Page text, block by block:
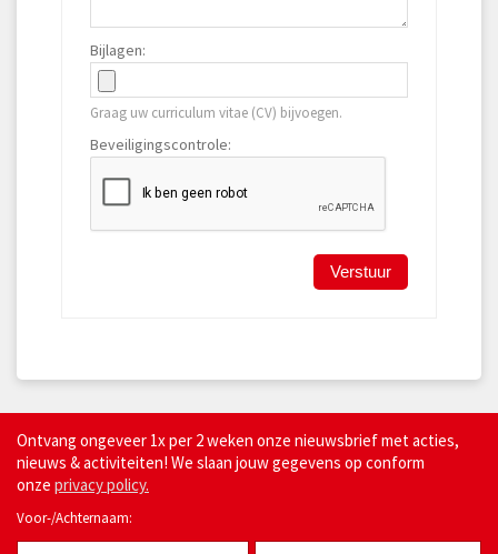
Bijlagen:
Graag uw curriculum vitae (CV) bijvoegen.
Beveiligingscontrole:
Ontvang ongeveer 1x per 2 weken onze nieuwsbrief met acties,
nieuws & activiteiten! We slaan jouw gegevens op conform
onze privacy policy.
Voor-/Achternaam: